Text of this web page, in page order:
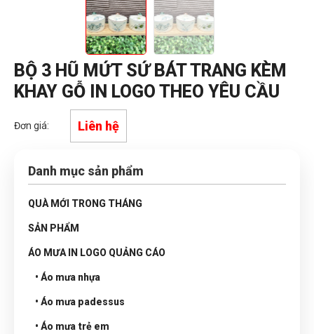
BỘ 3 HŨ MỨT SỨ BÁT TRANG KÈM
KHAY GỖ IN LOGO THEO YÊU CẦU
Đơn giá: Liên hệ
Danh mục sản phẩm
QUÀ MỚI TRONG THÁNG
SẢN PHẨM
ÁO MƯA IN LOGO QUẢNG CÁO
• Áo mưa nhựa
• Áo mưa padessus
• Áo mưa trẻ em